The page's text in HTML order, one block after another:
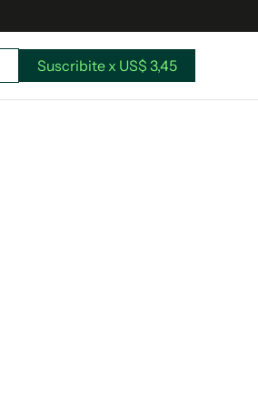
Suscribite x US$ 3,45